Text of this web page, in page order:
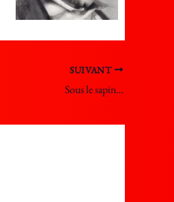
SUIVANT
Sous le sapin…